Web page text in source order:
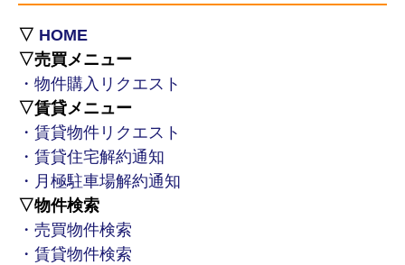
▽ HOME
▽売買メニュー
・物件購入リクエスト
▽賃貸メニュー
・賃貸物件リクエスト
・賃貸住宅解約通知
・月極駐車場解約通知
▽物件検索
・売買物件検索
・賃貸物件検索